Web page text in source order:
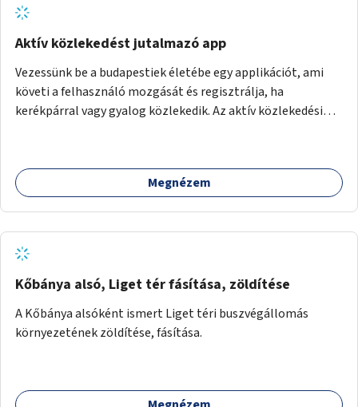
Aktív közlekedést jutalmazó app
Vezessünk be a budapestiek életébe egy applikációt, ami
követi a felhasználó mozgását és regisztrálja, ha
kerékpárral vagy gyalog közlekedik. Az aktív közlekedési
felhasználó.
Megnézem
Kőbánya alsó, Liget tér fásítása, zöldítése
A Kőbánya alsóként ismert Liget téri buszvégállomás
környezetének zöldítése, fásítása.